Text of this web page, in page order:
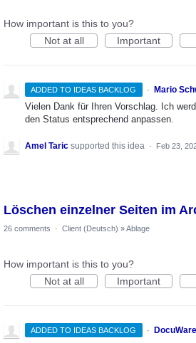
How important is this to you?
Not at all
Important
ADDED TO IDEAS BACKLOG · Mario
Vielen Dank für Ihren Vorschlag. Ich
den Status entsprechend anpassen.
Amel Taric supported this idea · Feb 23,
Löschen einzelner Seiten im
26 comments · Client (Deutsch) »Ablage
How important is this to you?
Not at all
Important
ADDED TO IDEAS BACKLOG ·